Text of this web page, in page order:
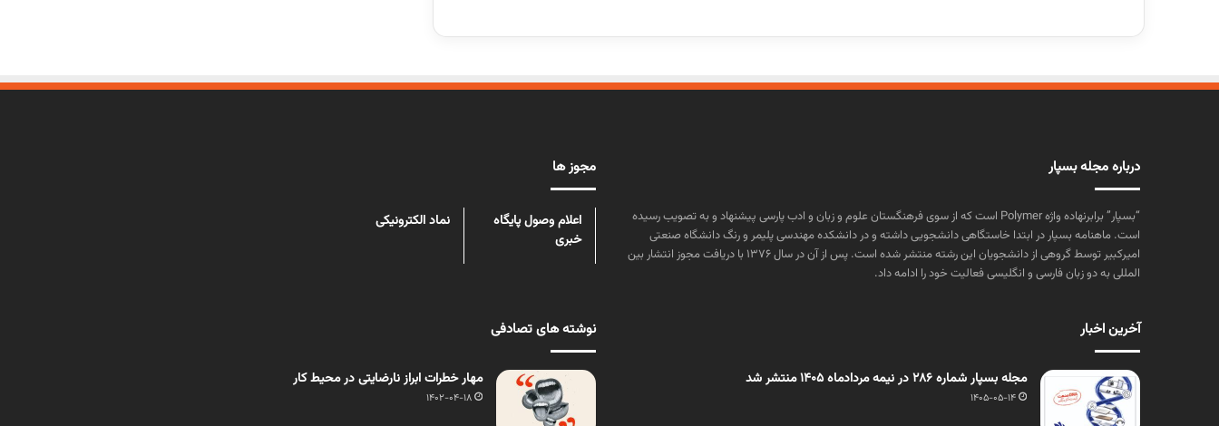
درباره مجله بسپار
“بسپار” برابرنهاده واژه Polymer است که از سوی فرهنگستان علوم و زبان و ادب پارسی پیشنهاد و به تصویب رسیده
است. ماهنامه بسپار در ابتدا خاستگاهی دانشجویی داشته و در دانشکده مهندسی پلیمر و رنگ دانشگاه صنعتی
امیرکبیر توسط گروهی از دانشجویان این رشته منتشر شده است. پس از آن در سال ۱۳۷۶ با دریافت مجوز انتشار بین
المللی به دو زبان فارسی و انگلیسی فعالیت خود را ادامه داد.
مجوز ها
اعلام وصول پایگاه
خبری
نماد الکترونیکی
آخرین اخبار
مجله بسپار شماره 286 در نیمه مردادماه 1405 منتشر شد
1405-05-14
نوشته های تصادفی
مهار خطرات ابراز نار‌ضایتی در محیط کار
1402-04-18